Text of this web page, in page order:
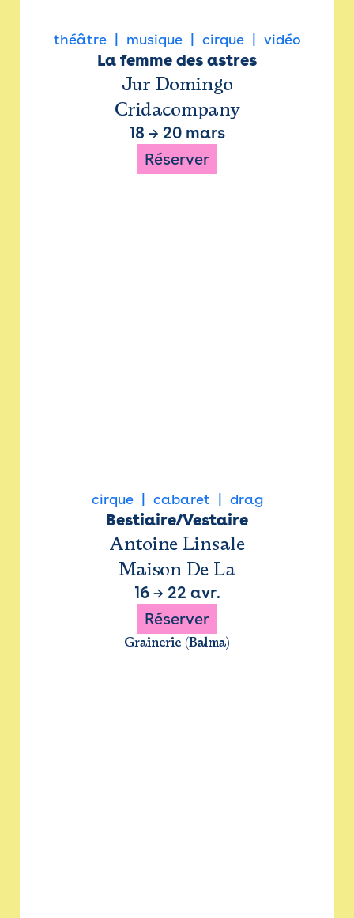
théâtre musique cirque vidéo
La femme des astres
Jur Domingo
Cridacompany
18 → 20 mars
Réserver
cirque cabaret drag
Bestiaire/Vestaire
Antoine Linsale
Maison De La
16→ 22 avr.
Réserver
Grainerie (Balma)